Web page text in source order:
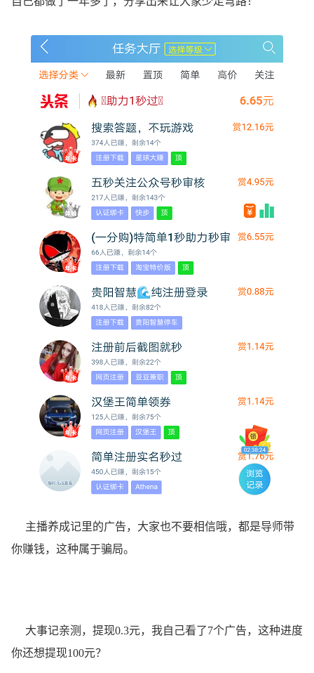
主播养成记里的广告，大家也不要相信哦，都是导师带
你赚钱，这种属于骗局。
大事记亲测，提现0.3元，我自己看了7个广告，这种进度
你还想提现100元？